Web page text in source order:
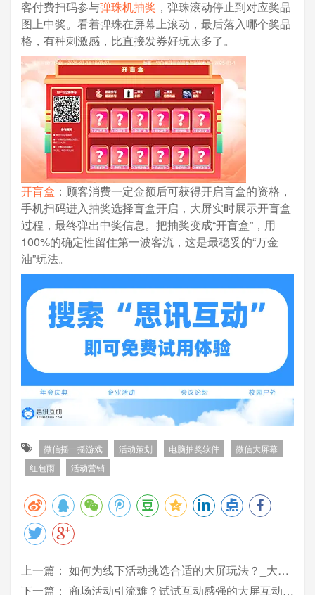
客付费扫码参与弹珠机抽奖 ，弹珠滚动停止到对应奖品
图上中奖。看着弹珠在屏幕上滚动，最后落入哪个奖品
格，有种刺激感，比直接发券好玩太多了。
开盲盒 ：顾客消费一定金额后可获得开启盲盒的资格，
手机扫码进入抽奖选择盲盒开启，大屏实时展示开盲盒
过程，最终弹出中奖信息。把抽奖变成“开盲盒”，用
100%的确定性留住第一波客流，这是最稳妥的“万金
油”玩法。
微信摇一摇游戏 活动策划 电脑抽奖软件
微信大屏幕
红包雨
活动营销
上一篇： 如何为线下活动挑选合适的大屏玩法？_大屏互动_思讯互动
下一篇： 商场活动引流难？试试互动感强的大屏互动_思讯互动